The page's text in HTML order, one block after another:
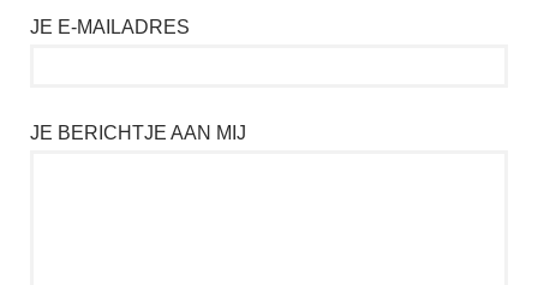
JE E-MAILADRES
JE BERICHTJE AAN MIJ